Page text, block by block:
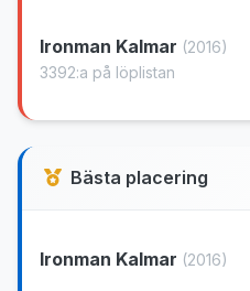
Ironman Kalmar (2016)
3392:a på löplistan
Bästa placering
Ironman Kalmar (2016)